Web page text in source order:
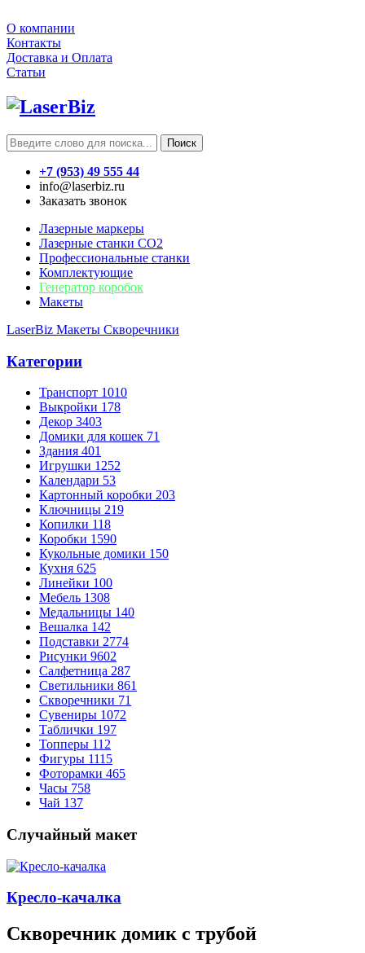
О компании
Контакты
Доставка и Оплата
Статьи
Поиск
+7 (953) 49 555 44
info@laserbiz.ru
Заказать звонок
Лазерные маркеры
Лазерные станки CO2
Профессиональные станки
Комплектующие
Генератор коробок
Макеты
LaserBiz Макеты Скворечники
Категории
Транспорт 1010
Выкройки 178
Декор 3403
Домики для кошек 71
Здания 401
Игрушки 1252
Календари 53
Картонный коробки 203
Ключницы 219
Копилки 118
Коробки 1590
Кукольные домики 150
Кухня 625
Линейки 100
Мебель 1308
Медальницы 140
Вешалка 142
Подставки 2774
Рисунки 9602
Салфетница 287
Светильники 861
Скворечники 71
Сувениры 1072
Таблички 197
Топперы 112
Фигуры 1115
Фоторамки 465
Часы 758
Чай 137
Случайный макет
Кресло-качалка
Скворечник домик с трубой